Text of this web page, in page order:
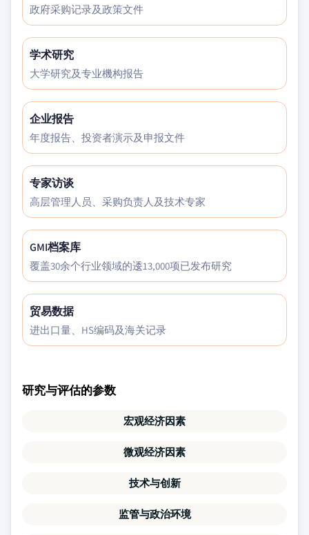
政府采购记录及政策文件
学术研究
大学研究及专业機构报告
企业报告
年度报告、投资者演示及申报文件
专家访谈
高层管理人员、采购负责人及技术专家
GMI档案库
覆盖30余个行业领域的逶13,000项已发布研究
贸易数据
进出口量、HS编码及海关记录
研究与评估的参数
宏观经济因素
微观经济因素
技术与创新
监管与政治环境